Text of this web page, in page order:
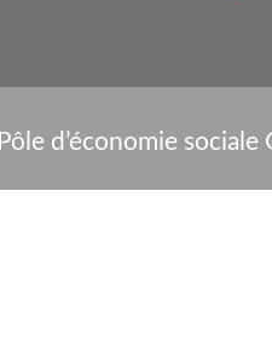
Pôle d’économie